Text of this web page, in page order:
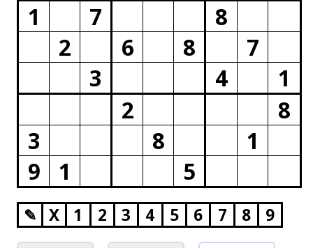
1
7
8
2
6 8
7
3
4
1
2
8
3
8
1
9
1 5
✎ X 1 2 3 4 5 6 7 8 9